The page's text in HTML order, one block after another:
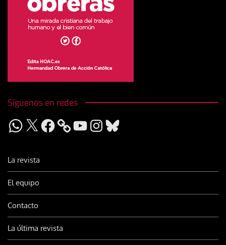
Síguenos en redes
WhatsApp
X Facebook YouTubeInstagram
Bluesky
La revista
El equipo
Contacto
La última revista